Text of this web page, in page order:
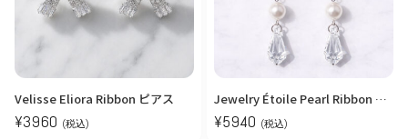
Velisse Eliora Ribbon ピアス
¥3960 (税込)
Jewelry Étoile Pearl Ribbon ピアス&イヤリング
¥5940 (税込)